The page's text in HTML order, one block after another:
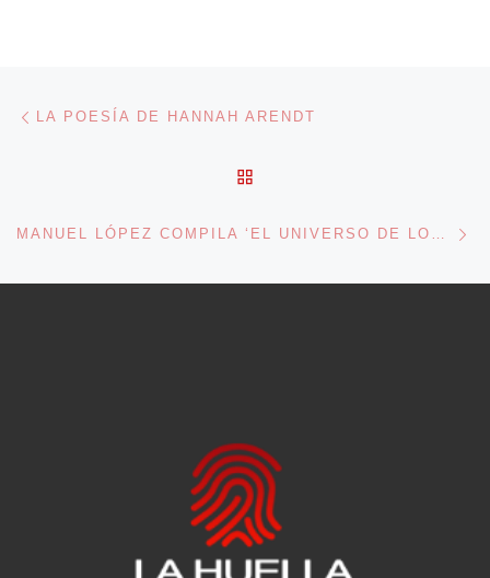
Navegación de entradas
LA POESÍA DE HANNAH ARENDT
MANUEL LÓPEZ COMPILA ‘EL UNIVERSO DE LOS SUPERHÉROES’